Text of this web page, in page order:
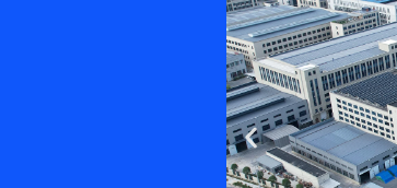
Previous
slide